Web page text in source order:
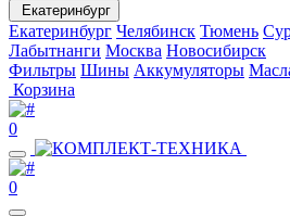
Екатеринбург
Екатеринбург Челябинск Тюмень
Лабытнанги Москва Новосибирск
Фильтры Шины Аккумуляторы
Корзина
0
0